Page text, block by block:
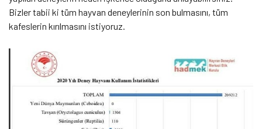
Bizler tabii ki tüm hayvan deneylerinin son bulmasını, tüm
kafeslerin kırılmasını istiyoruz.